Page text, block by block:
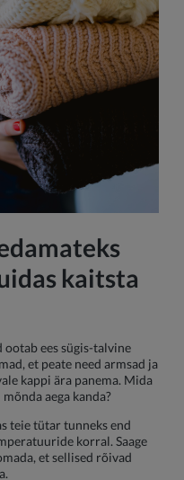
kaitsta
ootab ees sügis-talvine
et peate need armsad ja
kappi ära panema. Mida
aega kanda?
teie tütar tunneks end
korral. Saage
et sellised rõivad